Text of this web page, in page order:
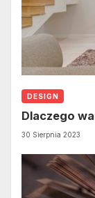
DESIGN
Dlaczego
30 Sierpnia 2023